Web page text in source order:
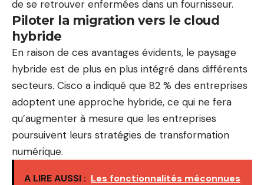
de se retrouver enfermées dans un fournisseur.
Piloter la migration vers le cloud
hybride
En raison de ces avantages évidents, le paysage
hybride est de plus en plus intégré dans différents
secteurs. Cisco a indiqué que 82 % des entreprises
adoptent une approche hybride, ce qui ne fera
qu’augmenter à mesure que les entreprises
poursuivent leurs stratégies de transformation
numérique.
A LIRE AUSSI : Les fonctionnalités méconnues